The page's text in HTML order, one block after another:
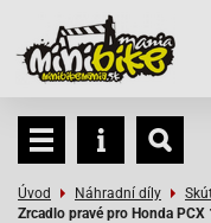
Úvod Náhradní díly
Zrcadlo pravé pro Honda